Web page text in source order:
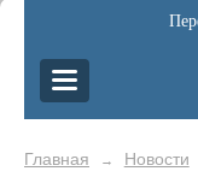
Главная → Новости